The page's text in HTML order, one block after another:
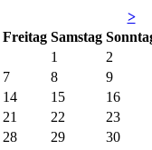
>
Freitag Samstag So
1
2
7 8
9
14 15
16
21 22
23
28 29
30